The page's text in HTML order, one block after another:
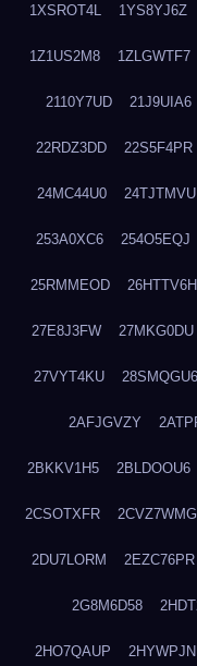
1XSROT4L 1YS8YJ6Z
1Z1US2M8 1ZLGWTF7
2110Y7UD 21J9UIA6
22RDZ3DD 22S5F4PR
24MC44U0 24TJTMVU
253A0XC6 254O5EQJ
25RMMEOD 26HTTV6H
27E8J3FW 27MKG0DU
27VYT4KU 28SMQGU6
2AFJGVZY
2BKKV1H5 2BLDOOU6
2CSOTXFR 2CVZ7WMG
2DU7LORM 2EZC76PR
2G8M6D58
2HO7QAUP